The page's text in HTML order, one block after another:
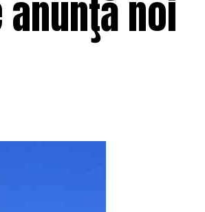
noi